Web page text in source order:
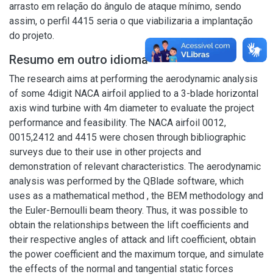
arrasto em relação do ângulo de ataque mínimo, sendo
assim, o perfil 4415 seria o que viabilizaria a implantação
do projeto.
Resumo em outro idioma
The research aims at performing the aerodynamic analysis
of some 4digit NACA airfoil applied to a 3-blade horizontal
axis wind turbine with 4m diameter to evaluate the project
performance and feasibility. The NACA airfoil 0012,
0015,2412 and 4415 were chosen through bibliographic
surveys due to their use in other projects and
demonstration of relevant characteristics. The aerodynamic
analysis was performed by the QBlade software, which
uses as a mathematical method , the BEM methodology and
the Euler-Bernoulli beam theory. Thus, it was possible to
obtain the relationships between the lift coefficients and
their respective angles of attack and lift coefficient, obtain
the power coefficient and the maximum torque, and simulate
the effects of the normal and tangential static forces